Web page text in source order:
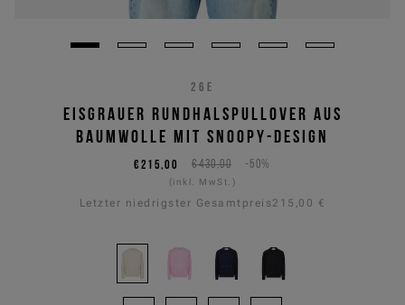
26E
EISGRAUER RUNDHALSPULLOVER AUS
BAUMWOLLE MIT SNOOPY-DESIGN
€430,00 -50%
€215,00
(inkl. MwSt.)
Letzter niedrigster Gesamtpreis215,00 €